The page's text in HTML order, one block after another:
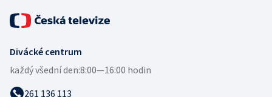
Divácké centrum
každý všední den:8:00—16:00 hodin
261 136 113